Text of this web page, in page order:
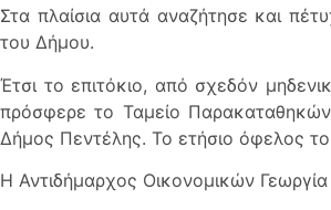
Στα πλαίσια αυτά αναζήτησε και
του Δήμου.
Έτσι το επιτόκιο, από σχεδόν
πρόσφερε το Ταμείο
Δήμος Πεντέλης. Το ετήσιο όφελος
Η Αντιδήμαρχος Οικονομικών